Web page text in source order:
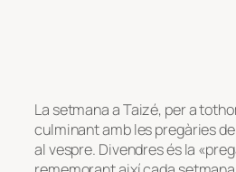
La setmana a Taizé, per a
culminant amb les pregàries
al vespre. Divendres és la